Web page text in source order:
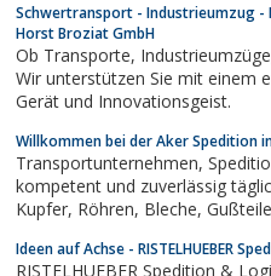
bewegen auch unsere Kunden:
Schwertransport - Industrieumzug -
Horst Broziat GmbH
Ob Transporte, Industrieumzüge, Montagen oder Kranarbeiten.
Wir unterstützen Sie mit einem
Gerät und Innovationsgeist.
Willkommen bei der Aker Spedition
Transportunternehmen, Spedition, ExpressWir transportieren
kompetent und zuverlässig täglich Ihre Güter,
Kupfer, Röhren, Bleche, Gußteile sowie handelsübliche
zuverlässig ans
Ideen auf Achse - RISTELHUEBER
RISTELHUEBER Spedition &